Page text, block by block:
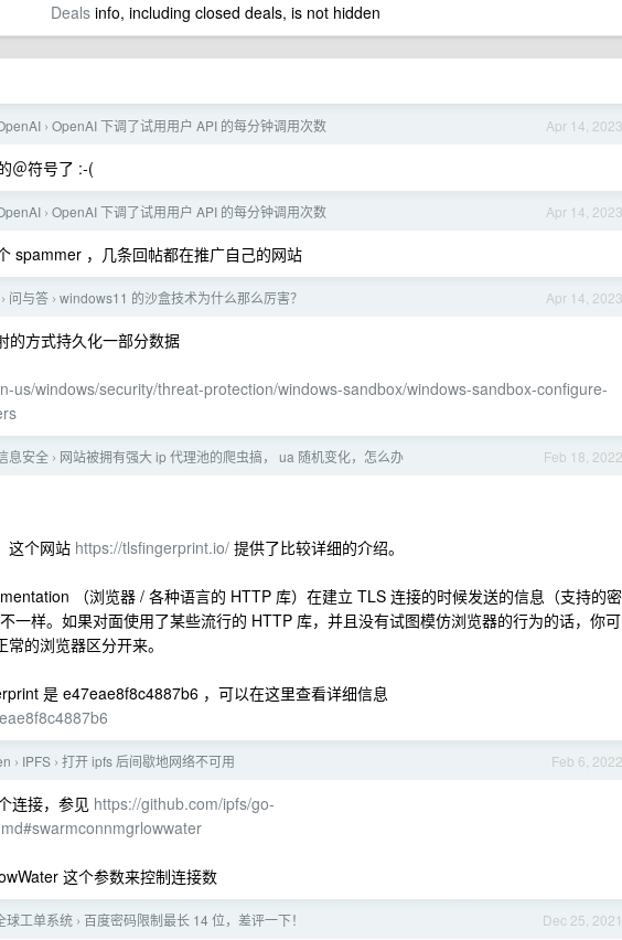
Dealsinfo, including closed deals, is not hidden
Apr 14, 2023
› OpenAI 下调了试用用户 API 的每分钟调用次数
＠符号了 :-(
Apr 14, 2023
› OpenAI 下调了试用用户 API 的每分钟调用次数
spammer ，几条回帖都在推广自己的网站
Apr 14, 2023
› 问与答 › windows11 的沙盒技术为什么那么厉害？
的方式持久化一部分数据
us/windows/security/threat-protection/windows-sandbox/windows-sandbox-configure-
Feb 18, 2022
息安全 › 网站被拥有强大 ip 代理池的爬虫搞， ua 随机变化，怎么办
这个网站 https://tlsfingerprint.io/ 提供了比较详细的介绍。
（浏览器 / 各种语言的 HTTP 库）在建立 TLS 连接的时候发送的信息（支持的密
一样。如果对面使用了某些流行的 HTTP 库，并且没有试图模仿浏览器的行为的话，你可
的浏览器区分开来。
是 e47eae8f8c4887b6 ，可以在这里查看详细信息
Feb 6, 2022
› IPFS › 打开 ipfs 后间歇地网络不可用
连接，参见 https://github.com/ipfs/go-
这个参数来控制连接数
Dec 25, 2021
球工单系统 › 百度密码限制最长 14 位，差评一下！